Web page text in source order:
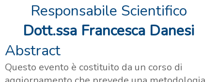
Responsabile Scientifico
Dott.ssa Francesca Danesi
Abstract
Questo evento è costituito da un corso di